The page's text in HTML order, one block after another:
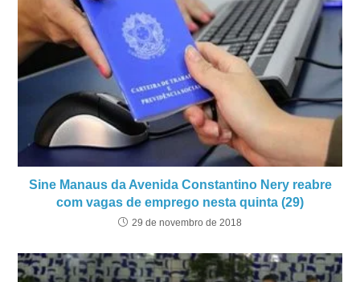
Sine Manaus da Avenida Constantino Nery reabre
com vagas de emprego nesta quinta (29)
29 de novembro de 2018